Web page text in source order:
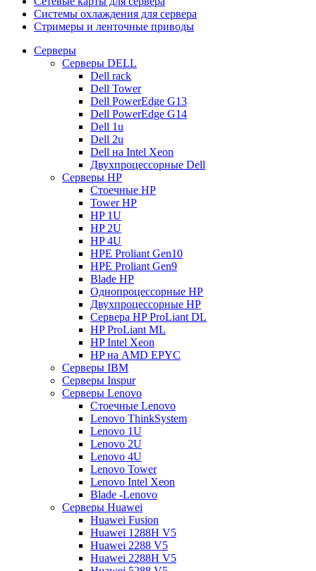
Системы охлаждения для сервера
Стримеры и ленточные приводы
Серверы
Серверы DELL
Dell rack
Dell Tower
Dell PowerEdge G13
Dell PowerEdge G14
Dell 1u
Dell 2u
Dell на Intel Xeon
Двухпроцессорные Dell
Серверы HP
Стоечные HP
Tower HP
HP 1U
HP 2U
HP 4U
HPE Proliant Gen10
HPE Proliant Gen9
Blade HP
Однопроцессорные HP
Двухпроцессорные HP
Сервера HP ProLiant DL
HP ProLiant ML
HP Intel Xeon
HP на AMD EPYC
Серверы IBM
Серверы Inspur
Серверы Lenovo
Стоечные Lenovo
Lenovo ThinkSystem
Lenovo 1U
Lenovo 2U
Lenovo 4U
Lenovo Tower
Lenovo Intel Xeon
Blade -Lenovo
Серверы Huawei
Huawei Fusion
Huawei 1288H V5
Huawei 2288 V5
Huawei 2288H V5